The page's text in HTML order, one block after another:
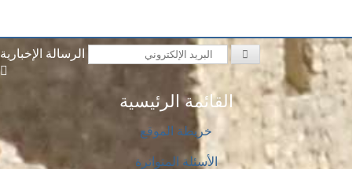
الرسالة الإخبارية
القائمة الرئيسية
خريطة الموقع
الأسئلة المتواترة